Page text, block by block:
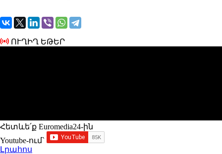
ՈՒՂԻՂ ԵԹԵՐ
Հետևե՛ք Euromedia24-ին
Youtube-ում`
Լրահոս